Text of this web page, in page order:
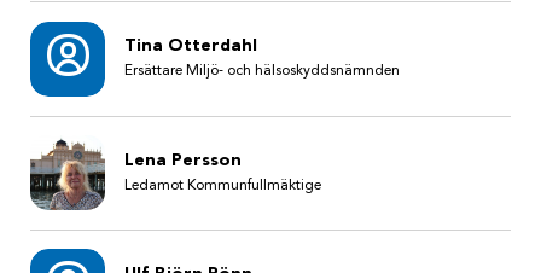
Tina Otterdahl
Ersättare Miljö- och hälsoskyddsnämnden
Lena Persson
Ledamot Kommunfullmäktige